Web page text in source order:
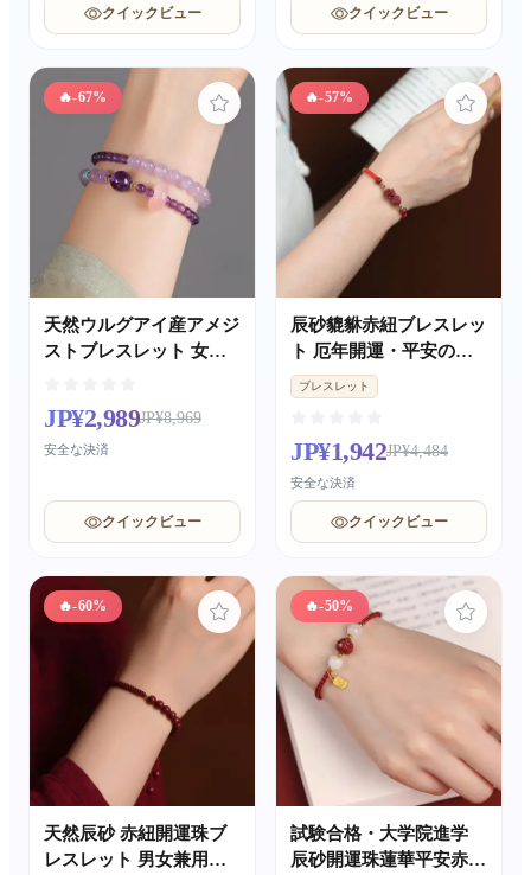
クイックビュー クイックビュー
🔥-67%
天然ウルグアイ産アメジ
ストブレスレット 女性
JP¥2,989JP¥8,969
安全な決済
クイックビュー
🔥-57%
辰砂貔貅赤紐ブレスレッ
ト 厄年開運・平安の数
珠 手編みカップル用祈
願ジュエリーギフト
ブレスレット
JP¥1,942JP¥4,484
安全な決済
クイックビュー
🔥-60%
天然辰砂 赤紐開運珠ブ
レスレット 男女兼用厄
🔥-50%
試験合格・大学院進学
辰砂開運珠蓮華平安赤い